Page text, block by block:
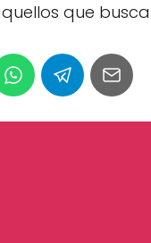
que